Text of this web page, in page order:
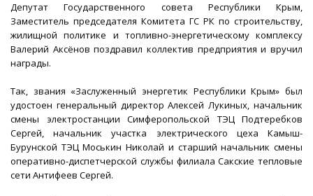
Депутат Государственного совета Республики Крым,
Заместитель председателя Комитета ГС РК по строительству,
жилищной политике и топливно-энергетическому комплексу
Валерий Аксёнов поздравил коллектив предприятия и вручил
награды.
Так, звания «Заслуженный энергетик Республики Крым» был
удостоен генеральный директор Алексей Лукиных, начальник
смены электростанции Симферопольской ТЭЦ Подтеребков
Сергей, начальник участка электрического цеха Камыш-
Бурунской ТЭЦ Моськин Николай и старший начальник смены
оперативно-диспетчерской службы филиала Сакские тепловые
сети Антифеев Сергей.